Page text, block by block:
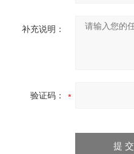
补充说明：
验证码：